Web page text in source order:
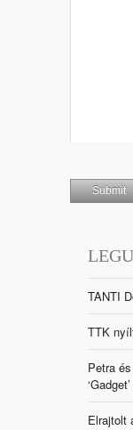
TANTI
TTK
Petra
Elrajtolt